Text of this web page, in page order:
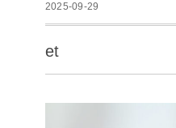
2025-09-29
et